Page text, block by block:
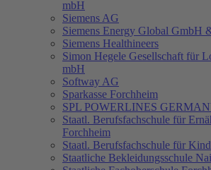
mbH
Siemens AG
Siemens Energy Global GmbH
Siemens Healthineers
Simon Hegele Gesellschaft für
mbH
Softway AG
Sparkasse Forchheim
SPL POWERLINES
Staatl. Berufsfachschule für
Forchheim
Staatl. Berufsfachschule für
Staatliche Bekleidungsschule